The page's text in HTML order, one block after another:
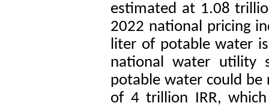
estimated at 1.08
2022 national pricing
liter of potable water
national water utility
potable water could
of 4 trillion IRR,